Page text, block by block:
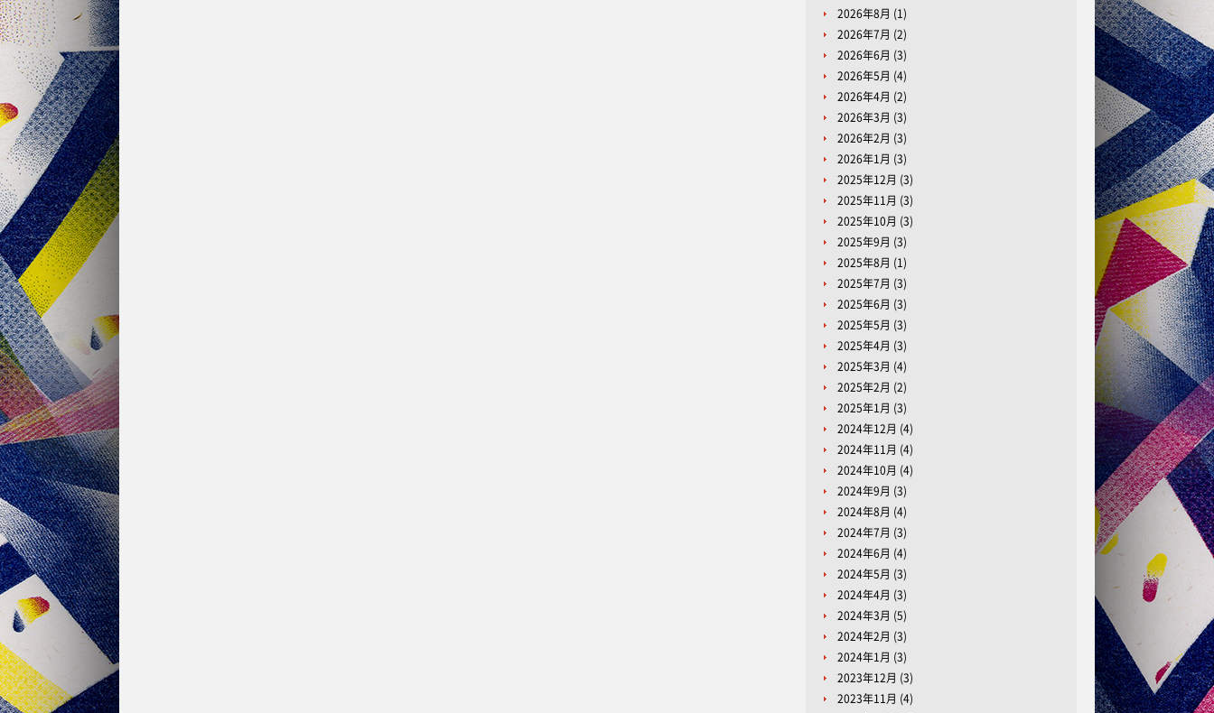
2026年8月 (1)
2026年7月 (2)
2026年6月 (3)
2026年5月 (4)
2026年4月 (2)
2026年3月 (3)
2026年2月 (3)
2026年1月 (3)
2025年12月 (3)
2025年11月 (3)
2025年10月 (3)
2025年9月 (3)
2025年8月 (1)
2025年7月 (3)
2025年6月 (3)
2025年5月 (3)
2025年4月 (3)
2025年3月 (4)
2025年2月 (2)
2025年1月 (3)
2024年12月 (4)
2024年11月 (4)
2024年10月 (4)
2024年9月 (3)
2024年8月 (4)
2024年7月 (3)
2024年6月 (4)
2024年5月 (3)
2024年4月 (3)
2024年3月 (5)
2024年2月 (3)
2024年1月 (3)
2023年12月 (3)
2023年11月 (4)